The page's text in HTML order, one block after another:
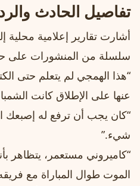
تفاصيل الحادث
أشارت تقارير إعلامية محلية
سلسلة من المنشورات على
“هذا الهمجي لم يتعلم حتى
عنها على الإطلاق كانت
“كان يجب أن ترفع له إصبعك
شيء.”
“كاميروني مستعمر، يتظاهر
الموت طوال المباراة مع